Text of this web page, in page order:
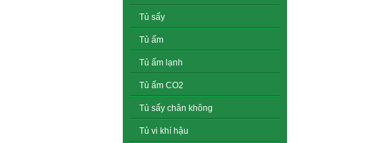
Tủ sấy
Tủ ấm
Tủ ấm lạnh
Tủ ấm CO2
Tủ sấy chân không
Tủ vi khí hậu